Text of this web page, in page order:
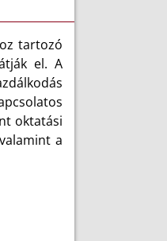
tartozó
el. A
oktatási
a